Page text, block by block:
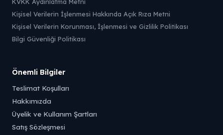
Kişisel Verilerin İşlenmesi Hakkında Açık Rıza Metni
Kişisel Verilerin Korunması, İşlenmesi ve Gizlilik Politikası
Bilgi Güvenliği Politikası
Önemli Bilgiler
Teslimat Koşulları
Hakkımızda
Üyelik ve Kullanım Şartları
Satış Sözleşmesi